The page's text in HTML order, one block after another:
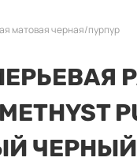
матовая черная/пурпур